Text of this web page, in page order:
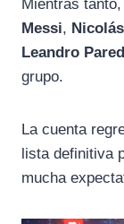
Mientras
Messi,
Leandro
grupo.
La cuenta
lista definitiva
mucha